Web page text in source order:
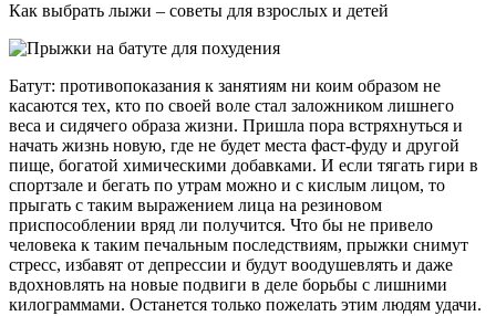
Как выбрать лыжи – советы для взрослых и детей
Батут: противопоказания к занятиям ни коим образом не
касаются тех, кто по своей воле стал заложником лишнего
веса и сидячего образа жизни. Пришла пора встряхнуться и
начать жизнь новую, где не будет места фаст-фуду и другой
пище, богатой химическими добавками. И если тягать гири в
спортзале и бегать по утрам можно и с кислым лицом, то
прыгать с таким выражением лица на резиновом
приспособлении вряд ли получится. Что бы не привело
человека к таким печальным последствиям, прыжки снимут
стресс, избавят от депрессии и будут воодушевлять и даже
вдохновлять на новые подвиги в деле борьбы с лишними
килограммами. Останется только пожелать этим людям удачи.